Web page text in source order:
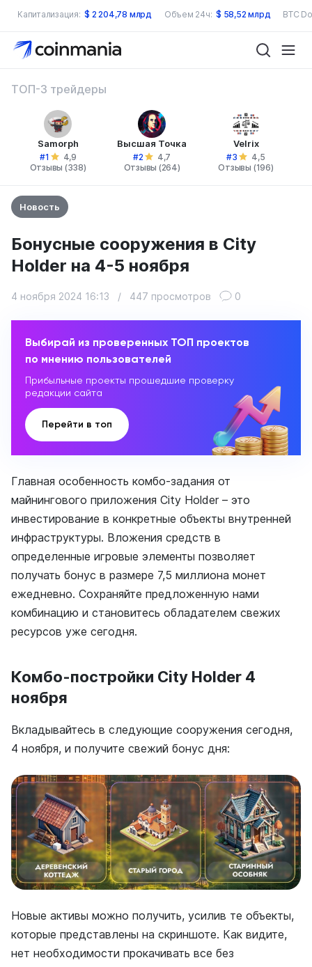
Капитализация: $ 2 204,78 млрд Объем 24ч: $ 58,52 млрд BTC
ТОП-3 трейдеры
Samorph
#1
4,9
Отзывы (338)
Высшая Точка
#2
4,7
Отзывы (264)
Velrix
#3
4,5
Отзывы (196)
Новость
Бонусные сооружения в City
Holder на 4-5 ноября
4 ноября 2024 16:13 / 447 просмотров 0
Выбирай из проверенных ТОП проектов
по мнению пользователей
Прибыльные проекты прошедшие проверку
редакции сайта
Перейти в топ
Главная особенность комбо-задания от
майнингового приложения City Holder – это
инвестирование в конкретные объекты внутренней
инфраструктуры. Вложения средств в
определенные игровые элементы позволяет
получать бонус в размере 7,5 миллиона монет
ежедневно. Сохраняйте предложенную нами
комбинацию и становитесь обладателем свежих
ресурсов уже сегодня.
Комбо-постройки City Holder 4
ноября
Вкладывайтесь в следующие сооружения сегодня,
4 ноября, и получите свежий бонус дня:
Новые активы можно получить, усилив те объекты,
которые представлены на скриншоте. Как видите,
нет необходимости прокачивать все без